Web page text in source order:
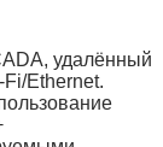
удалённый
Ethernet.